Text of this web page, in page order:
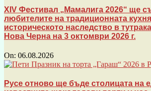
XIV Фестивал „Мамалига 2026“ ще
любителите на традиционната
историческото наследство в
Нова Черна на 3 октомври 2026 г.
On: 06.08.2026
Русе отново ще бъде столицата на